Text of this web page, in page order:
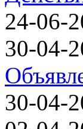
24-06-
30-04-
30-04-